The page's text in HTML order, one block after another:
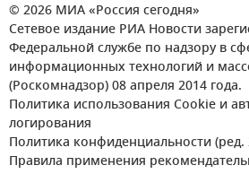
© 2026 МИА «Россия сегодня»
Сетевое издание РИА Новости
Федеральной службе по надзору в
информационных технологий и
(Роскомнадзор) 08 апреля 2014 года.
Политика использования Cookie и
логирования
Политика конфиденциальности (ред.
Правила применения